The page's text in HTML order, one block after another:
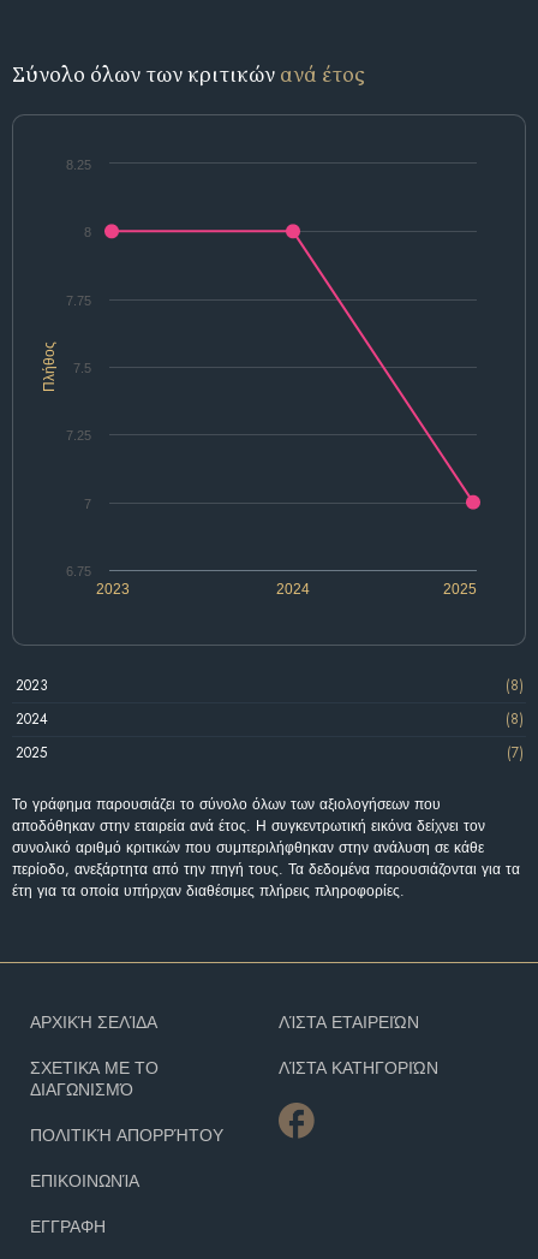
Σύνολο όλων των κριτικών ανά έτος
Πλήθος
2024
2023 2025
6.75
7
7.25
7.5
7.75
8
8.25
2023
(8)
2024
(8)
2025
(7)
Το γράφημα παρουσιάζει το σύνολο όλων των αξιολογήσεων που
αποδόθηκαν στην εταιρεία ανά έτος. Η συγκεντρωτική εικόνα δείχνει τον
συνολικό αριθμό κριτικών που συμπεριλήφθηκαν στην ανάλυση σε κάθε
περίοδο, ανεξάρτητα από την πηγή τους. Τα δεδομένα παρουσιάζονται για τα
έτη για τα οποία υπήρχαν διαθέσιμες πλήρεις πληροφορίες.
ΑΡΧΙΚΉ ΣΕΛΊΔΑ
ΣΧΕΤΙΚΆ ΜΕ ΤΟ
ΔΙΑΓΩΝΙΣΜΌ
ΠΟΛΙΤΙΚΉ ΑΠΟΡΡΉΤΟΥ
ΕΠΙΚΟΙΝΩΝΊΑ
ΕΓΓΡΑΦΗ
ΛΊΣΤΑ ΕΤΑΙΡΕΙΏΝ
ΛΊΣΤΑ ΚΑΤΗΓΟΡΙΏΝ